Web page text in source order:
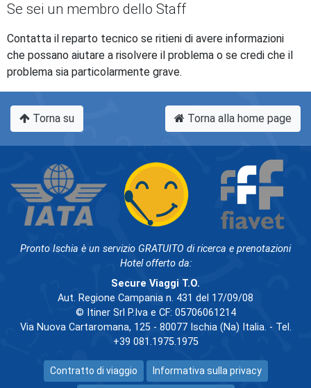
Se sei un membro dello Staff
Contatta il reparto tecnico se ritieni di avere informazioni
che possano aiutare a risolvere il problema o se credi che il
problema sia particolarmente grave.
Torna su Torna alla home page
Pronto Ischia è un servizio GRATUITO di ricerca e prenotazioni
Hotel offerto da:
Secure Viaggi T.O.
Aut. Regione Campania n. 431 del 17/09/08
© Itiner Srl P.Iva e CF: 05706061214
Via Nuova Cartaromana, 125 - 80077 Ischia (Na) Italia. - Tel.
+39 081.1975.1975
Contratto di viaggio Informativa sulla privacy